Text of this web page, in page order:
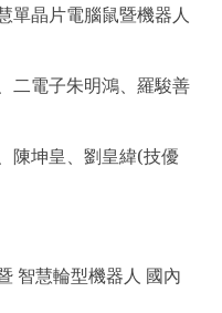
單晶片電腦鼠暨機器人
二電子朱明鴻、羅駿善
陳坤皇、劉皇緯(技優
智慧輪型機器人 國內